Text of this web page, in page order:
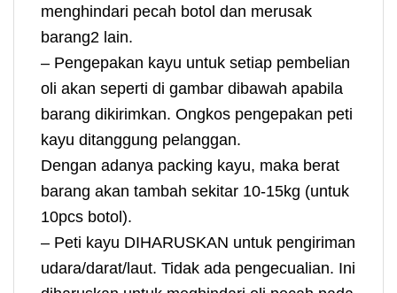
menghindari pecah botol dan merusak
barang2 lain.
– Pengepakan kayu untuk setiap pembelian
oli akan seperti di gambar dibawah apabila
barang dikirimkan. Ongkos pengepakan peti
kayu ditanggung pelanggan.
Dengan adanya packing kayu, maka berat
barang akan tambah sekitar 10-15kg (untuk
10pcs botol).
– Peti kayu DIHARUSKAN untuk pengiriman
udara/darat/laut. Tidak ada pengecualian. Ini